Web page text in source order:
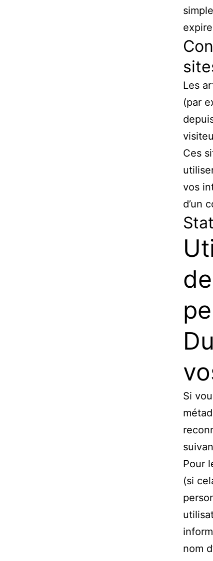
Les
(par
Ces
vos
d’un
Si
Pour
(si
nom